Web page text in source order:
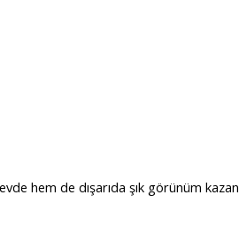
hem de dışarıda şık görünüm